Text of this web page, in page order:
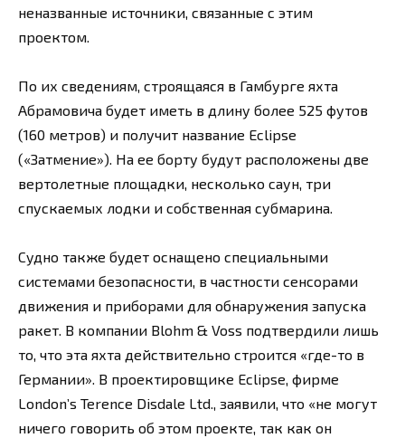
неназванные источники, связанные с этим
проектом.
По их сведениям, строящаяся в Гамбурге яхта
Абрамовича будет иметь в длину более 525 футов
(160 метров) и получит название Eclipse
(«Затмение»). На ее борту будут расположены две
вертолетные площадки, несколько саун, три
спускаемых лодки и собственная субмарина.
Судно также будет оснащено специальными
системами безопасности, в частности сенсорами
движения и приборами для обнаружения запуска
ракет. В компании Blohm & Voss подтвердили лишь
то, что эта яхта действительно строится «где-то в
Германии». В проектировщике Eclipse, фирме
London’s Terence Disdale Ltd., заявили, что «не могут
ничего говорить об этом проекте, так как он